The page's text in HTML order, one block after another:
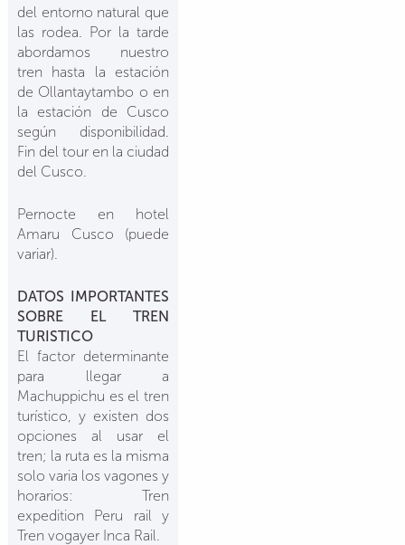
del entorno natural que
las rodea. Por la tarde
abordamos nuestro
tren hasta la estación
de Ollantaytambo o en
la estación de Cusco
según disponibilidad.
Fin del tour en la ciudad
del Cusco.
Pernocte en hotel
Amaru Cusco (puede
variar).
DATOS IMPORTANTES
SOBRE EL TREN
TURISTICO
El factor determinante
para llegar a
Machuppichu es el tren
turístico, y existen dos
opciones al usar el
tren; la ruta es la misma
solo varia los vagones y
horarios: Tren
expedition Peru rail y
Tren vogayer Inca Rail.